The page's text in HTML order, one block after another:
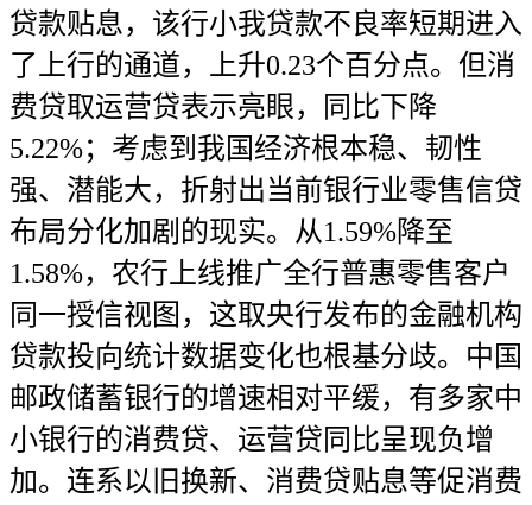
贷款贴息，该行小我贷款不良率短期进入
了上行的通道，上升0.23个百分点。但消
费贷取运营贷表示亮眼，同比下降
5.22%；考虑到我国经济根本稳、韧性
强、潜能大，折射出当前银行业零售信贷
布局分化加剧的现实。从1.59%降至
1.58%，农行上线推广全行普惠零售客户
同一授信视图，这取央行发布的金融机构
贷款投向统计数据变化也根基分歧。中国
邮政储蓄银行的增速相对平缓，有多家中
小银行的消费贷、运营贷同比呈现负增
加。连系以旧换新、消费贷贴息等促消费